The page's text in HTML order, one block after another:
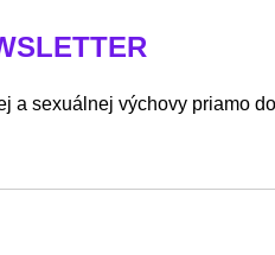
a sexuálnej výchovy priamo